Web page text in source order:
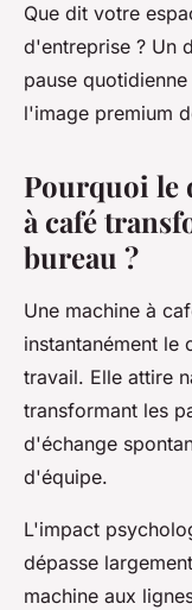
Que dit votre
d'entreprise ? Un
pause
l'image premium
Pourquoi le
à café
bureau ?
Une machine à
instantanément
travail. Elle attire
transformant les
d'échange
d'équipe.
L'impact
dépasse
machine aux